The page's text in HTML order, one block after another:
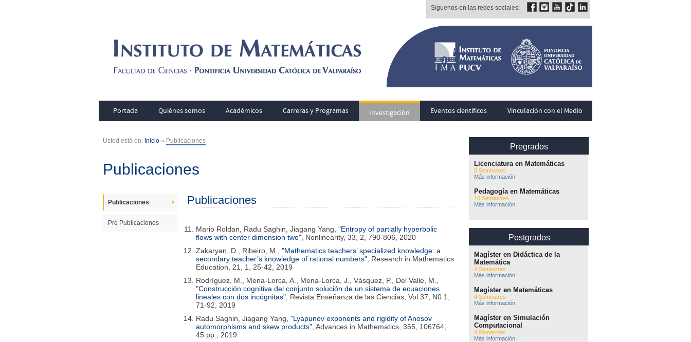
Síguenos en las redes sociales:
Portada Quiénes somos Académicos Carreras y Programas Investigación Eventos científicos Vinculación con el Medio
Usted está en: Inicio » Publicaciones
Publicaciones
Publicaciones
Pre Publicaciones
Publicaciones
Mario Roldan, Radu Saghin, Jiagang Yang, "Entropy of partially hyperbolic
flows with center dimension two" , Nonlinearity, 33, 2, 790-806, 2020
Zakaryan, D., Ribeiro, M., "Mathematics teachers’ specialized knowledge: a
secondary teacher’s knowledge of rational numbers" , Research in Mathematics
Education, 21, 1, 25-42, 2019
Rodríguez, M., Mena-Lorca, A., Mena-Lorca, J., Vásquez, P., Del Valle, M.,
"Construcción cognitiva del conjunto solución de un sistema de ecuaciones
lineales con dos incógnitas" , Revista Enseñanza de las Ciencias, Vol 37, N0 1,
71-92, 2019
Radu Saghin, Jiagang Yang, "Lyapunov exponents and rigidity of Anosov
automorphisms and skew products" , Advances in Mathematics, 355, 106764,
45 pp., 2019
Pregrados
Licenciatura en Matemáticas
8 Semestres
Más información
Pedagogía en Matemáticas
10 Semestres
Más información
Postgrados
Magíster en Didáctica de la
Matemática
4 Semestres
Más información
Magíster en Matemáticas
4 Semestres
Más información
Magíster en Simulación
Computacional
4 Semestres
Más información